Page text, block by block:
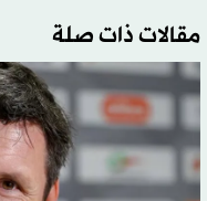
مقالات ذات صلة